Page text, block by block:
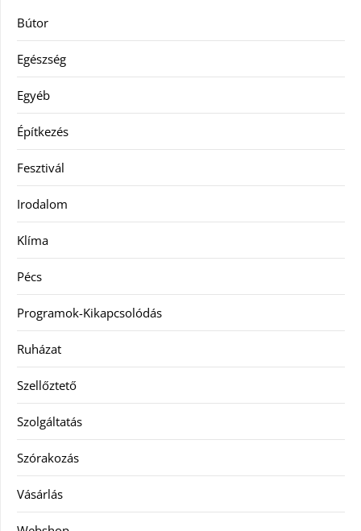
Bútor
Egészség
Egyéb
Építkezés
Fesztivál
Irodalom
Klíma
Pécs
Programok-Kikapcsolódás
Ruházat
Szellőztető
Szolgáltatás
Szórakozás
Vásárlás